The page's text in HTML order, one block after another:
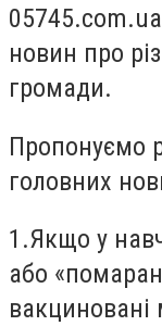
новин про
громади.
Пропонуємо
головних
1.Якщо у
або